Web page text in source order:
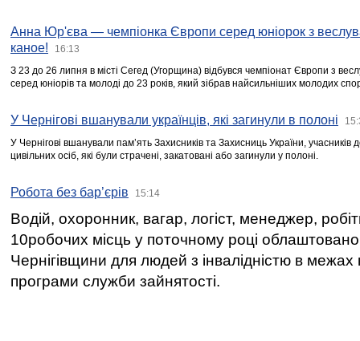
Анна Юр'єва — чемпіонка Європи серед юніорок з
каное!
16:13
З 23 до 26 липня в місті Сегед (Угорщина) відбувся чемпіонат Європи з
серед юніорів та молоді до 23 років, який зібрав найсильніших молодих
У Чернігові вшанували українців, які загинули в полоні
У Чернігові вшанували пам’ять Захисників та Захисниць України,
цивільних осіб, які були страчені, закатовані або загинули у полоні.
Робота без бар’єрів 15:14
Водій, охоронник, вагар, логіст, менеджер,
10робочих місць у поточному році
Чернігівщини для людей з інвалідністю в межах
програми служби зайнятості.